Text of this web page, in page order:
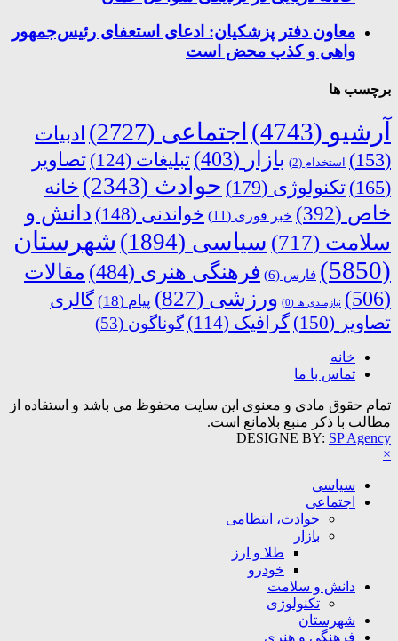
معاون دفتر پزشکیان: ادعای استعفای رئیس‌جمهور
واهی و کذب محض است
برچسب ها
آرشیو (4743) اجتماعی (2727)
ادبیات
(153)
استخدام (2) بازار (403) تبلیغات (124)
تصاویر
(165)
تکنولوژی (179) حوادث (2343)
خانه
خاص (392) خبر فوری (11) خواندنی (148)
دانش و
سلامت (717) سیاسی (1894)
شهرستان
(5850)
فارس (6) فرهنگی هنری (484)
مقالات
(506)
نیازمندی ها (0) ورزشی (827) پیام (18)
گالری
تصاویر (150) گرافیک (114) گوناگون (53)
خانه
تماس با ما
تمام حقوق مادی و معنوی این سایت محفوظ می باشد و استفاده از
مطالب با ذکر منبع بلامانع است.
DESIGNE BY: SP Agency
×
سیاسی
اجتماعی
حوادث، انتظامی
بازار
طلا و ارز
خودرو
دانش و سلامت
تکنولوژی
شهرستان
فرهنگی و هنری